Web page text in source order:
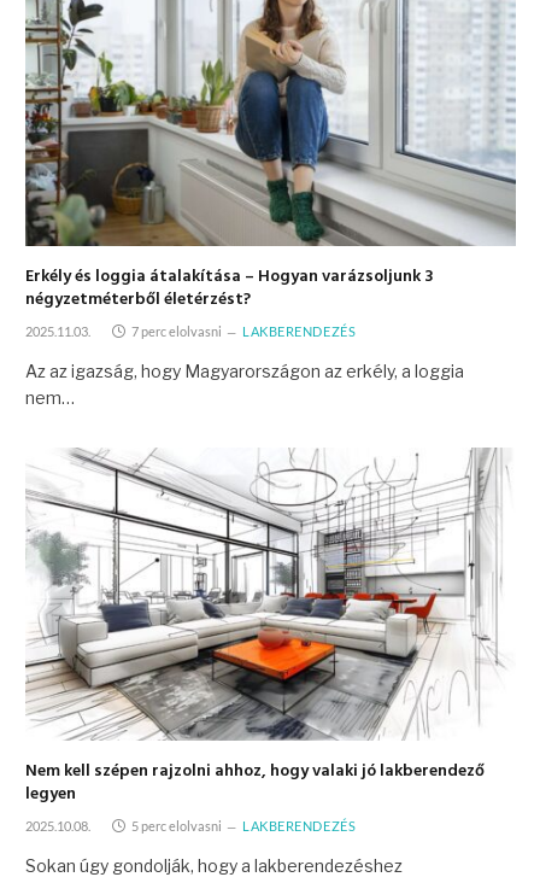
Erkély és loggia átalakítása – Hogyan varázsoljunk 3
négyzetméterből életérzést?
2025.11.03. 7 perc elolvasni LAKBERENDEZÉS
Az az igazság, hogy Magyarországon az erkély, a loggia
nem…
Nem kell szépen rajzolni ahhoz, hogy valaki jó lakberendező
legyen
2025.10.08. 5 perc elolvasni LAKBERENDEZÉS
Sokan úgy gondolják, hogy a lakberendezéshez